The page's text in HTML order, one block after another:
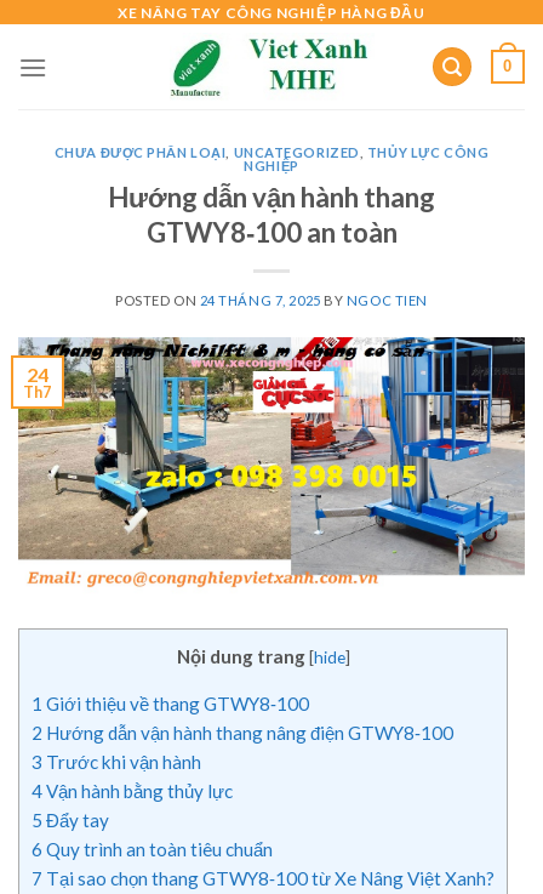
content
XE NÂNG TAY CÔNG NGHIỆP HÀNG ĐẦU
0
CHƯA ĐƯỢC PHÂN LOẠI UNCATEGORIZED
THỦY LỰC CÔNG
NGHIỆP
Hướng dẫn vận hành thang
GTWY8‑100 an toàn
POSTED ON 24 THÁNG 7, 2025 BY NGOC TIEN
24
Th7
Nội dung trang [hide]
1 Giới thiệu về thang GTWY8‑100
2 Hướng dẫn vận hành thang nâng điện GTWY8‑100
3 Trước khi vận hành
4Vận hành bằng thủy lực
5 Đẩy tay
6 Quy trình an toàn tiêu chuẩn
7 Tại sao chọn thang GTWY8‑100 từ Xe Nâng Việt Xanh?